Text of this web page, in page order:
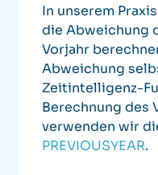
In unserem
die Abweichung
Vorjahr
Abweichung
Zeitintelligenz-
Berechnung des
verwenden wir
PREVIOUSYEAR.